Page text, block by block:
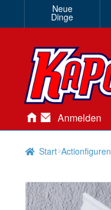
Neue
Dinge
Anmelden
Start Actionfiguren